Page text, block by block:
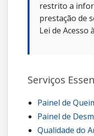
restrito a
prestação de
Lei de Acesso
Serviços
Painel de
Painel de
Qualidade do